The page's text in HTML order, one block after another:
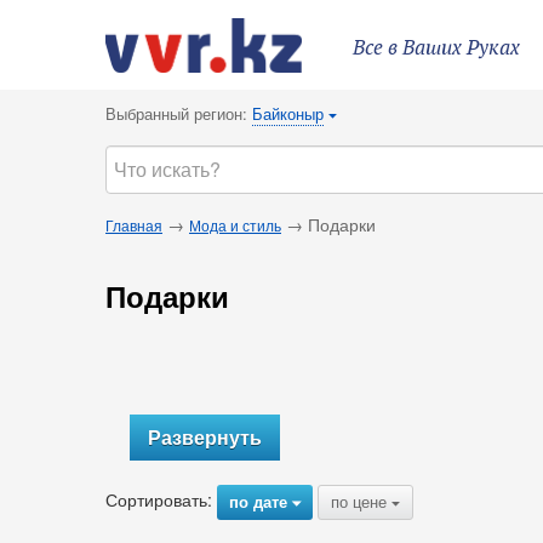
Все в Ваших Руках
Выбранный регион: Байконыр {
Главная → Мода и стиль → Подарки
Подарки
Развернуть
Сортировать: по дате{ по цене {